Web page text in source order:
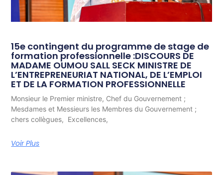
15e contingent du programme de stage de
formation professionnelle :DISCOURS DE
MADAME OUMOU SALL SECK MINISTRE DE
L’ENTREPRENEURIAT NATIONAL, DE L’EMPLOI
ET DE LA FORMATION PROFESSIONNELLE
Monsieur le Premier ministre, Chef du Gouvernement ;
Mesdames et Messieurs les Membres du Gouvernement ;
chers collègues, Excellences,
Voir Plus